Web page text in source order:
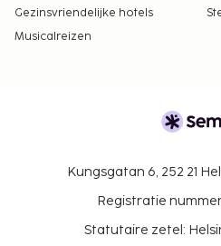
Gezinsvriendelijke hotels
Musicalreizen
Kungsgatan 6, 252 21
Registratie
Statutaire zetel: